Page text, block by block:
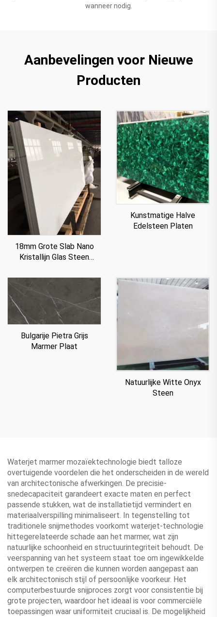
wanneer nodig.
Aanbevelingen voor Nieuwe
Producten
18mm Grote Slab Nano
Kristallijn Glas Steen
Kunstmatige Halve
Edelsteen Platen
Bulgarije Pietra Grijs
Marmer Plaat
Natuurlijke Witte Onyx
Steen
Waterjet marmer mozaïektechnologie biedt talloze
overtuigende voordelen die het onderscheiden in de wereld
van architectonische afwerkingen. De precisie-
snedecapaciteit garandeert exacte maten en perfect
passende stukken, wat de installatietijd vermindert en
materiaalverspilling minimaliseert. In tegenstelling tot
traditionele snijmethodes voorkomt waterjet-technologie
hittegerelateerde schade aan het marmer, wat zijn
natuurlijke schoonheid en structuurintegriteit behoudt. De
veerspanning van het systeem staat toe om ingewikkelde
ontwerpen te creëren die kunnen worden aangepast aan
elk architectonisch stijl of persoonlijke voorkeur. Het
computerbestuurde snijproces zorgt voor consistentie bij
grote projecten, waardoor het ideaal is voor commerciële
toepassingen waar uniformiteit cruciaal is. De mogelijkheid